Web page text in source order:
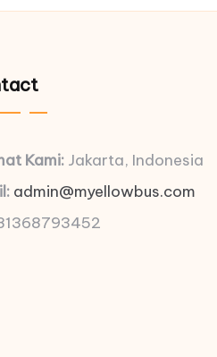
Kami:Jakarta, Indonesia
admin@myellowbus.com